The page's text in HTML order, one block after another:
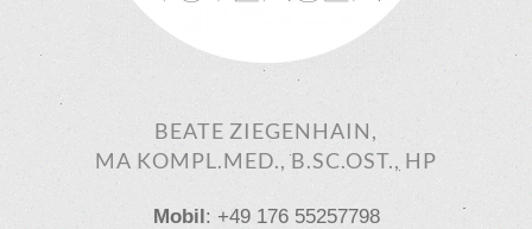
BEATE ZIEGENHAIN,
MA KOMPL.MED., B.SC.OST., HP
Mobil: +49 176 55257798